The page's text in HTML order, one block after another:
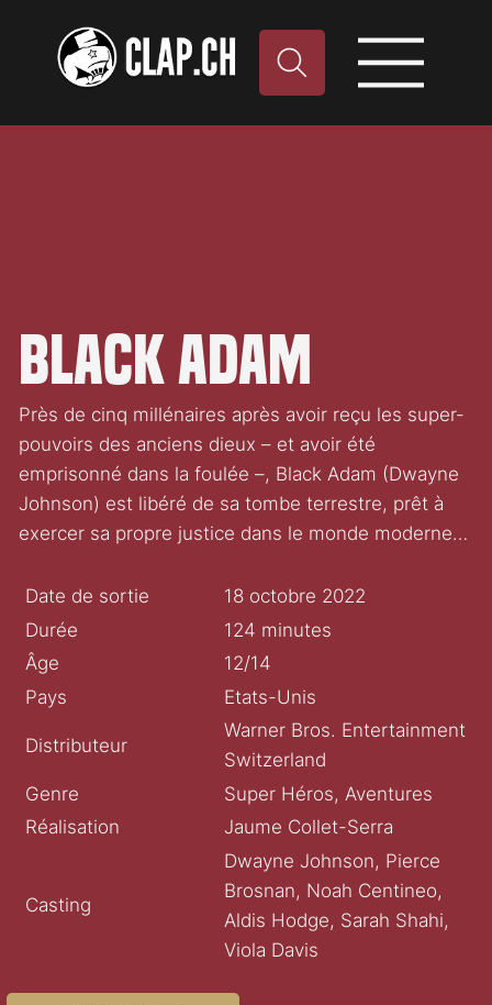
Black Adam
Près de cinq millénaires après avoir reçu les super-
pouvoirs des anciens dieux – et avoir été
emprisonné dans la foulée –, Black Adam (Dwayne
Johnson) est libéré de sa tombe terrestre, prêt à
exercer sa propre justice dans le monde moderne…
Date de sortie
18 octobre 2022
Durée
124 minutes
Âge
12/14
Pays
Etats-Unis
Distributeur
Warner Bros. Entertainment
Switzerland
Genre
Super Héros, Aventures
Réalisation
Jaume Collet-Serra
Casting
Dwayne Johnson, Pierce
Brosnan, Noah Centineo,
Aldis Hodge, Sarah Shahi,
Viola Davis